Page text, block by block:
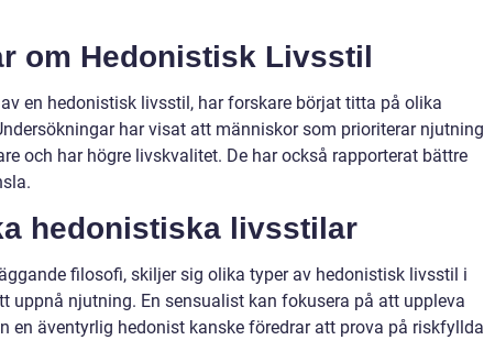
om Hedonistisk Livsstil
en hedonistisk livsstil, har forskare börjat titta på olika
har visat att människor som prioriterar njutning
och har högre livskvalitet. De har också rapporterat bättre
hedonistiska livsstilar
filosofi, skiljer sig olika typer av hedonistisk livsstil i
uppnå njutning. En sensualist kan fokusera på att uppleva
en äventyrlig hedonist kanske föredrar att prova på riskfyllda